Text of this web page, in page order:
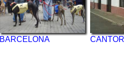
BARCELONA